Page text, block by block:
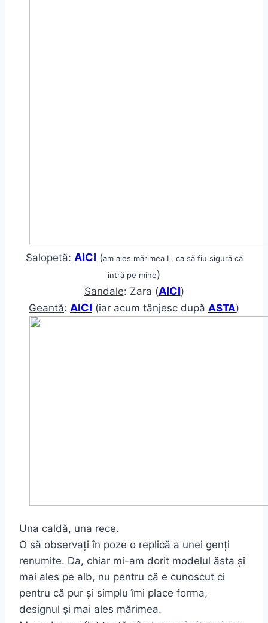
Salopetă: AICI (am ales mărimea L, ca să fiu sigură că
intră pe mine)
Sandale: Zara (AICI)
Geantă: AICI (iar acum tânjesc după ASTA)
Una caldă, una rece.
O să observați în poze o replică a unei genți
renumite. Da, chiar mi-am dorit modelul ăsta și
mai ales pe alb, nu pentru că e cunoscut ci
pentru că pur și simplu îmi place forma,
designul și mai ales mărimea.